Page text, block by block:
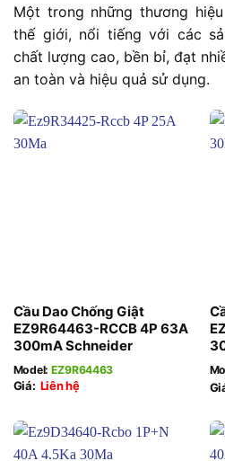
Một trong những thương
thế giới, nổi tiếng với các
chất lượng cao, bền bỉ, đạt
an toàn và hiệu quả sử dụng.
Cầu Dao Chống Giật
EZ9R64463-RCCB 4P 63A
300mA Schneider
Model: EZ9R64463
Giá: Liên hệ